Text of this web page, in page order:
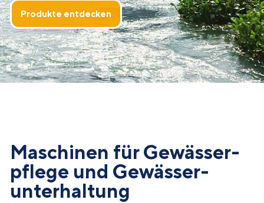
Produkte entdecken
Maschinen für Gewässer­
pflege und Gewässer­
unterhaltung